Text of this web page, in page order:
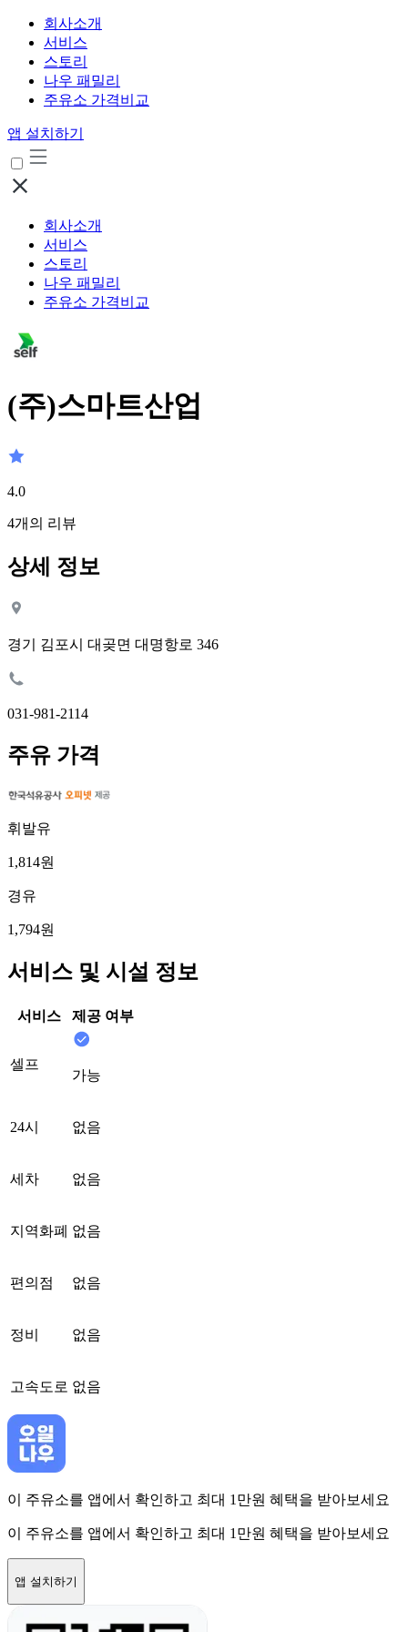
회사소개
서비스
스토리
나우 패밀리
주유소 가격비교
앱 설치하기
회사소개
서비스
스토리
나우 패밀리
주유소 가격비교
(주)스마트산업
4.0
4개의 리뷰
상세 정보
경기 김포시 대곶면 대명항로 346
031-981-2114
주유 가격
휘발유
1,814원
경유
1,794원
서비스 및 시설 정보
서비스 제공 여부
셀프
가능
24시 없음
세차 없음
지역화폐 없음
편의점 없음
정비 없음
고속도로 없음
이 주유소를 앱에서 확인하고 최대 1만원 혜택을 받아보세요
이 주유소를 앱에서 확인하고 최대 1만원 혜택을 받아보세요
앱 설치하기